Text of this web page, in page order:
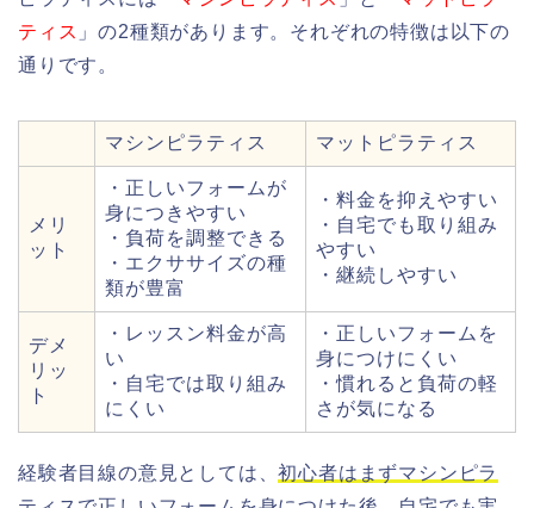
ティス 」の2種類があります。それぞれの特徴は以下の
通りです。
マシンピラティス マットピラティス
メリ
ット
・正しいフォームが
身につきやすい
・負荷を調整できる
・エクササイズの種
類が豊富
・料金を抑えやすい
・自宅でも取り組み
やすい
・継続しやすい
デメ
リッ
ト
・レッスン料金が高
い
・自宅では取り組み
にくい
・正しいフォームを
身につけにくい
・慣れると負荷の軽
さが気になる
経験者目線の意見としては、初心者はまずマシンピラ